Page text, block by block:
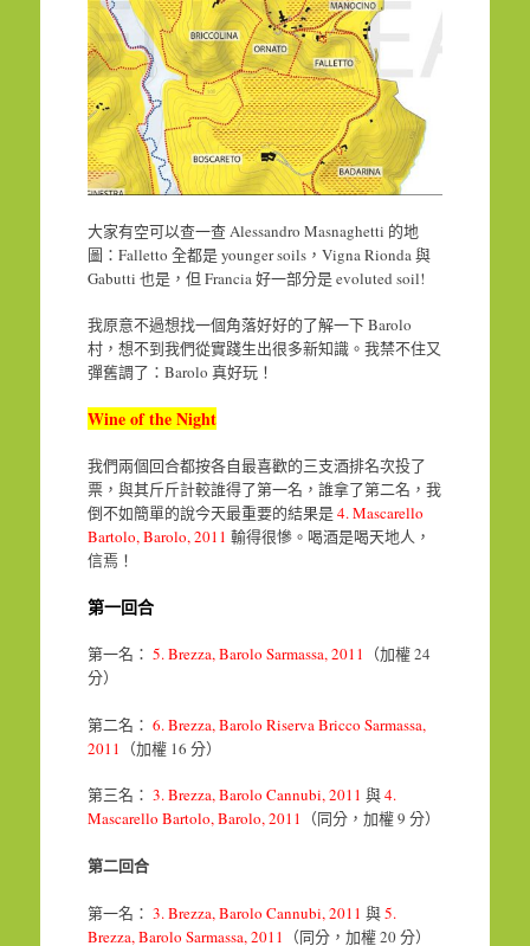
大家有空可以查一查 Alessandro Masnaghetti 的地
圖：Falletto 全都是 younger soils，Vigna Rionda 與
Gabutti 也是，但 Francia 好一部分是 evoluted soil!
我原意不過想找一個角落好好的了解一下 Barolo
村，想不到我們從實踐生出很多新知識。我禁不住又
彈舊調了：Barolo 真好玩！
Wine of the Night
我們兩個回合都按各自最喜歡的三支酒排名次投了
票，與其斤斤計較誰得了第一名，誰拿了第二名，我
倒不如簡單的說今天最重要的結果是4. Mascarello
Bartolo, Barolo, 2011 輸得很慘。喝酒是喝天地人，
信焉！
第一回合
第一名： 5. Brezza, Barolo Sarmassa, 2011 （加權 24
分）
第二名： 6. Brezza, Barolo Riserva Bricco Sarmassa,
2011 （加權 16 分）
第三名： 3. Brezza, Barolo Cannubi, 2011 與4.
Mascarello Bartolo, Barolo, 2011 （同分，加權 9 分）
第二回合
第一名： 3. Brezza, Barolo Cannubi, 2011 與5.
Brezza, Barolo Sarmassa, 2011 （同分，加權 20 分）